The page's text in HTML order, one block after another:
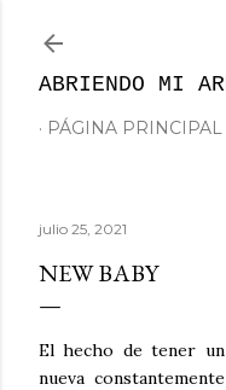
ABRIENDO MI
PÁGINA PRINCIPAL
julio 25, 2021
NEW BABY
El hecho de tener
nueva